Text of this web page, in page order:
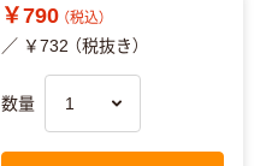
￥790 （税込）
／ ￥732 （税抜き）
数量